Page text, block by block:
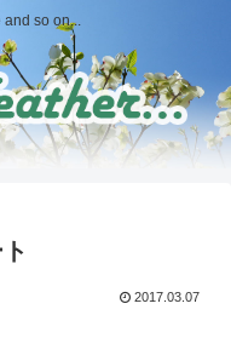
and so on...
2017.03.07